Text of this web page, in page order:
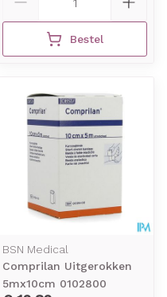
Bestel
BSN Medical
Comprilan Uitgerokken
5mx10cm 0102800